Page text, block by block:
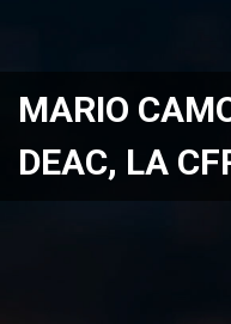
MARIO
DEAC, LA